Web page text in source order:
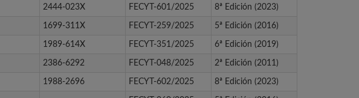
2444-023X FECYT-601/2025 8ª Edición (2023)
1699-311X FECYT-259/2025 5ª Edición (2016)
1989-614X FECYT-351/2025 6ª Edición (2019)
2386-6292 FECYT-048/2025 2ª Edición (2011)
1988-2696 FECYT-602/2025 8ª Edición (2023)